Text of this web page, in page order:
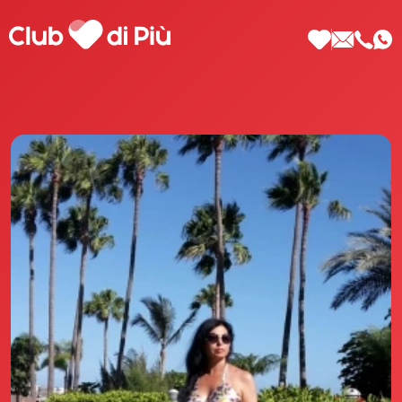
Scopri Club di Più
Le testimonianze Club di Più
La fondatrice Valeria Pilla
Annunci Donne
Agenzia matrimoniale Club di Più
Love Notebook